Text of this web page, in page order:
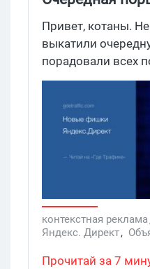
Яндекс.Директ
Привет, котаны.
выкатили
порадовали всех
контекстной
заголовком в
объявлениях,
30 символами и
в поиске, а также
текста
рассмотрим эти
контекстная реклама
Яндекс. Директ,
Прочитай за 7